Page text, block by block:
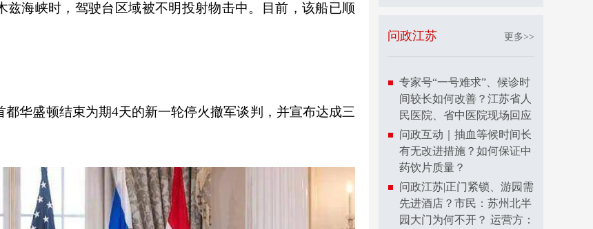
兹海峡时，驾驶台区域被不明投射物击中。目前，该船已顺
华盛顿结束为期4天的新一轮停火撤军谈判，并宣布达成三
问政江苏 更多>>
专家号“一号难求”、候诊时
间较长如何改善？江苏省人
民医院、省中医院现场回应
问政互动｜抽血等候时间长
有无改进措施？如何保证中
药饮片质量？
问政江苏|正门紧锁、游园需
先进酒店？市民：苏州北半
园大门为何不开？ 运营方：